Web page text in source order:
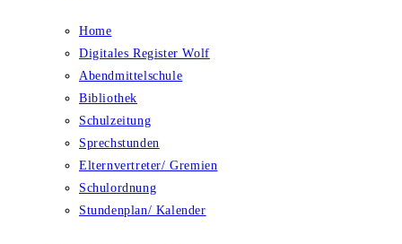
Home
Digitales Register Wolf
Abendmittelschule
Bibliothek
Schulzeitung
Sprechstunden
Elternvertreter/ Gremien
Schulordnung
Stundenplan/ Kalender